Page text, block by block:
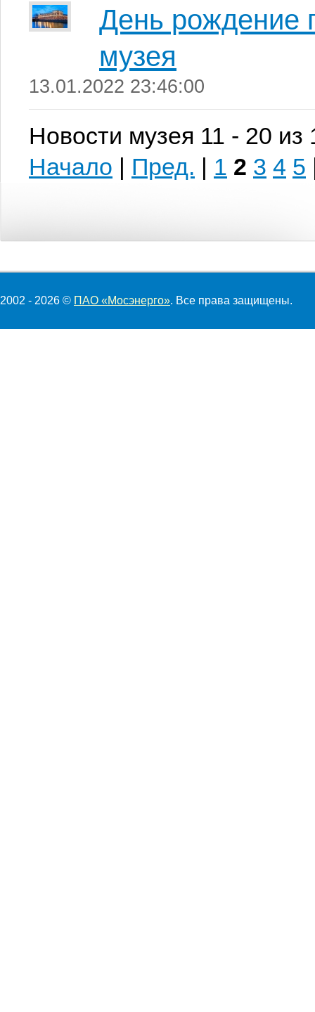
День рождение
музея
13.01.2022 23:46:00
Новости музея 11 - 20 из
Начало | Пред. | 1 2 3 4 5
2002 - 2026 © ПАО «Мосэнерго». Все права защищены.